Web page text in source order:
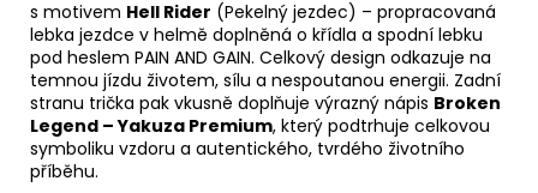
s motivem Hell Rider (Pekelný jezdec) – propracovaná
lebka jezdce v helmě doplněná o křídla a spodní lebku
pod heslem PAIN AND GAIN. Celkový design odkazuje na
temnou jízdu životem, sílu a nespoutanou energii. Zadní
stranu trička pak vkusně doplňuje výrazný nápis Broken
Legend – Yakuza Premium, který podtrhuje celkovou
symboliku vzdoru a autentického, tvrdého životního
příběhu.